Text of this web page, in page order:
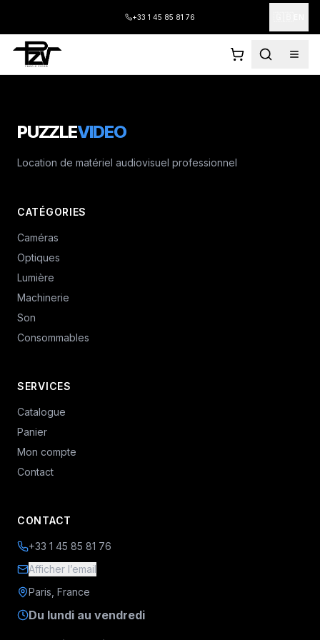
+33 1 45 85 81 76
PUZZLEVIDEO
Location de matériel audiovisuel professionnel
CATÉGORIES
Caméras
Optiques
Lumière
Machinerie
Son
Consommables
SERVICES
Catalogue
Panier
Mon compte
Contact
CONTACT
+33 1 45 85 81 76
Afficher l’email
Paris, France
Du lundi au vendredi